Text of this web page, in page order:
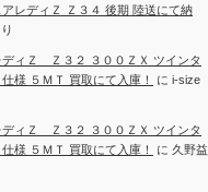
アレディＺ Ｚ３４ 後期 陸送にて納
ディＺ Ｚ３２ ３００ＺＸ ツインタ
様 ５ＭＴ 買取にて入庫！
に i-size
ディＺ Ｚ３２ ３００ＺＸ ツインタ
様 ５ＭＴ 買取にて入庫！
に 久野益